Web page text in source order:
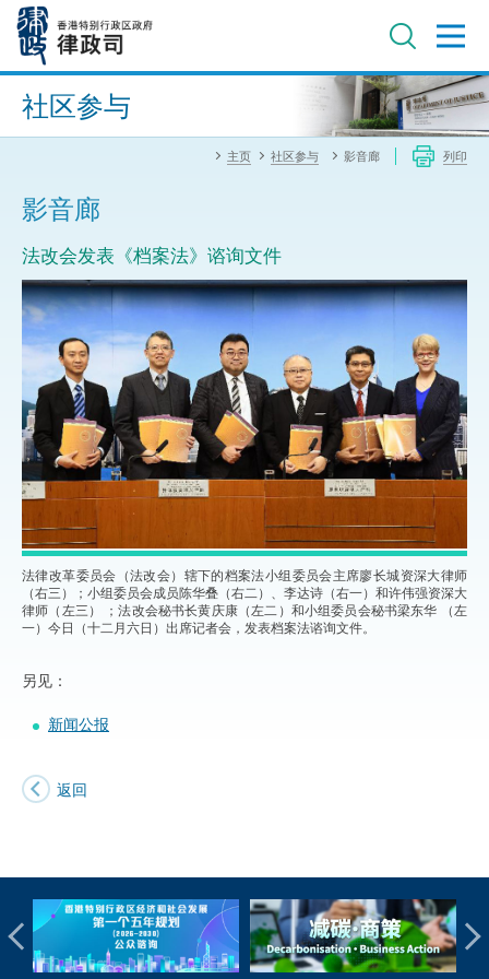
内
进阶搜寻
社区参与
主页 社区参与 影音廊 列印
影音廊
法改会发表《档案法》谘询文件
法律改革委员会（法改会）辖下的档案法小组委员会主席廖长城资深大律师
（右三）；小组委员会成员陈华叠（右二）、李达诗（右一）和许伟强资深大
律师（左三） ；法改会秘书长黄庆康（左二）和小组委员会秘书梁东华 （左
一）今日（十二月六日）出席记者会，发表档案法谘询文件。
另见：
新闻公报
返回